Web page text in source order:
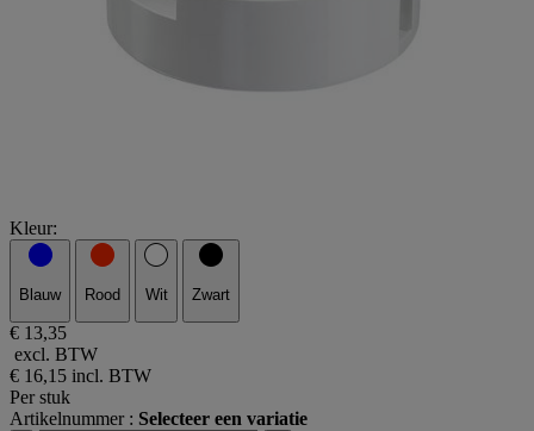
Kleur:
Blauw Rood Wit Zwart
€ 13,35
excl. BTW
€ 16,15 incl. BTW
Per stuk
Artikelnummer : Selecteer een variatie